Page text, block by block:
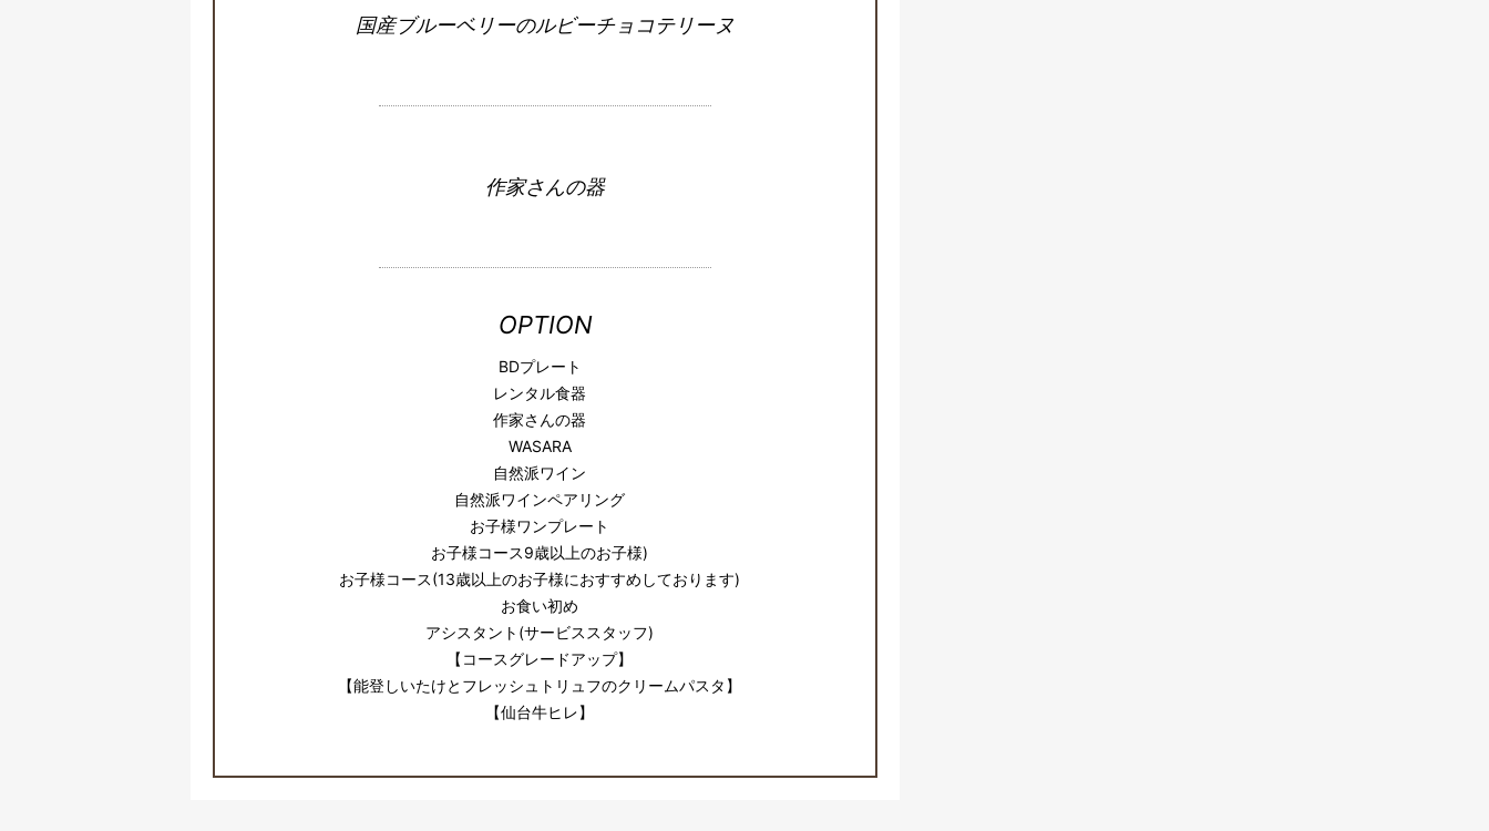
国産ブルーベリーのルビーチョコテリーヌ
作家さんの器
OPTION
BDプレート
レンタル食器
作家さんの器
WASARA
自然派ワイン
自然派ワインペアリング
お子様ワンプレート
お子様コース9歳以上のお子様)
お子様コース(13歳以上のお子様におすすめしております)
お食い初め
アシスタント(サービススタッフ)
【コースグレードアップ】
【能登しいたけとフレッシュトリュフのクリームパスタ】
【仙台牛ヒレ】